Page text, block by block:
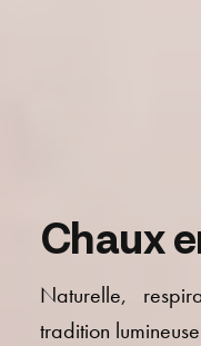
Chaux
Naturelle,
tradition